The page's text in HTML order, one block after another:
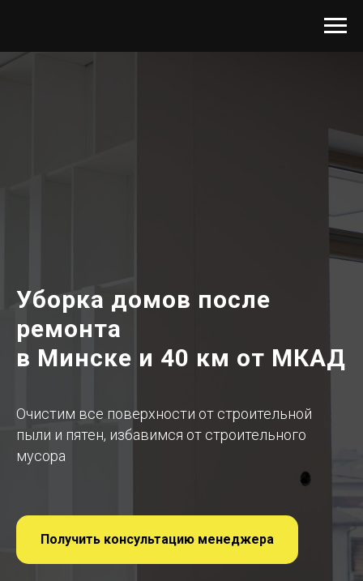
Уборка домов после
ремонта
в Минске и 40 км от МКАД
Очистим все поверхности от строительной
пыли и пятен, избавимся от строительного
мусора
Получить консультацию менеджера